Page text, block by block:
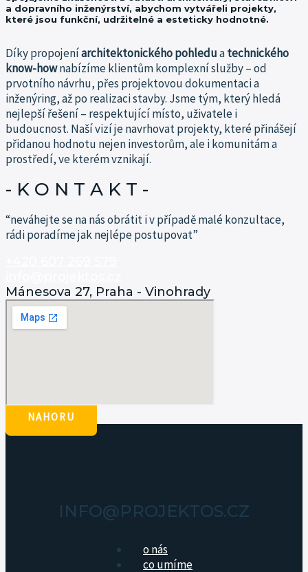
a dopravního inženýrství, abychom vytvářeli projekty,
které jsou funkční, udržitelné a esteticky hodnotné.
Díky propojeníarchitektonického pohleduatechnického
know-hownabízíme klientům komplexní služby – od
prvotního návrhu, přes projektovou dokumentaci a
inženýring, až po realizaci stavby. Jsme tým, který hledá
nejlepší řešení – respektující místo, uživatele i
budoucnost. Naší vizí je navrhovat projekty, které přinášejí
přidanou hodnotu nejen investorům, ale i komunitám a
prostředí, ve kterém vznikají.
- K O N T A K T -​
“neváhejte se na nás obrátit i v případě malé konzultace,
rádi poradíme jak nejlépe postupovat”
Mánesova 27, Praha - Vinohrady
NAHORU
INFO@PROJEKTOS.CZ
o nás
co umíme